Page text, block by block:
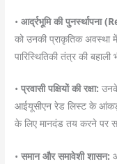
•आर्द्रभूमि की
को उनकी प्राकृतिक अवस्था
पारिस्थितिकी तंत्र की बहाली
•प्रवासी पक्षियों की रक्षा:
आईयूसीएन रेड लिस्ट के
के लिए मानदंड तय करने पर
•समान और समावेशी शासन: